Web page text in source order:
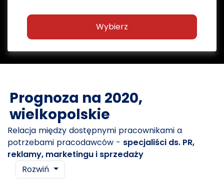
Wybierz
Prognoza na 2020,
wielkopolskie
Relacja między dostępnymi pracownikami a
potrzebami pracodawców - specjaliści ds. PR,
reklamy, marketingu i sprzedaży
Rozwiń